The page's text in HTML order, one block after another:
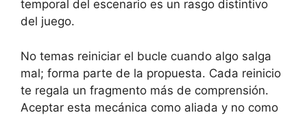
temporal del escenario es un rasgo distintivo
del juego.
No temas reiniciar el bucle cuando algo salga
mal; forma parte de la propuesta. Cada reinicio
te regala un fragmento más de comprensión.
Aceptar esta mecánica como aliada y no como